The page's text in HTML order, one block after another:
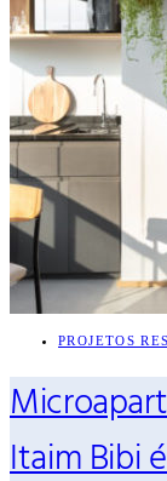
PROJETOS
Itaim Bibi